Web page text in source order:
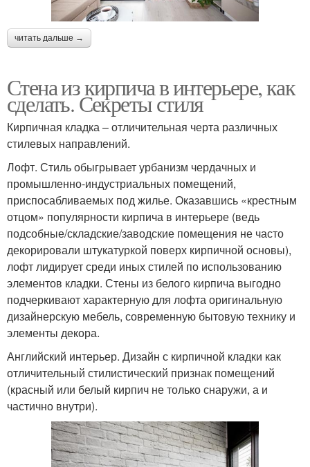
читать дальше →
Стена из кирпича в интерьере, как
сделать. Секреты стиля
Кирпичная кладка – отличительная черта различных
стилевых направлений.
Лофт. Стиль обыгрывает урбанизм чердачных и
промышленно-индустриальных помещений,
приспосабливаемых под жилье. Оказавшись «крестным
отцом» популярности кирпича в интерьере (ведь
подсобные/складские/заводские помещения не часто
декорировали штукатуркой поверх кирпичной основы),
лофт лидирует среди иных стилей по использованию
элементов кладки. Стены из белого кирпича выгодно
подчеркивают характерную для лофта оригинальную
дизайнерскую мебель, современную бытовую технику и
элементы декора.
Английский интерьер. Дизайн с кирпичной кладки как
отличительный стилистический признак помещений
(красный или белый кирпич не только снаружи, а и
частично внутри).